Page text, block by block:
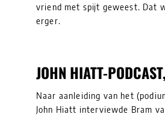
vriend met spijt geweest. Dat
erger.
JOHN HIATT-
Naar aanleiding van het
John Hiatt interviewde Bram